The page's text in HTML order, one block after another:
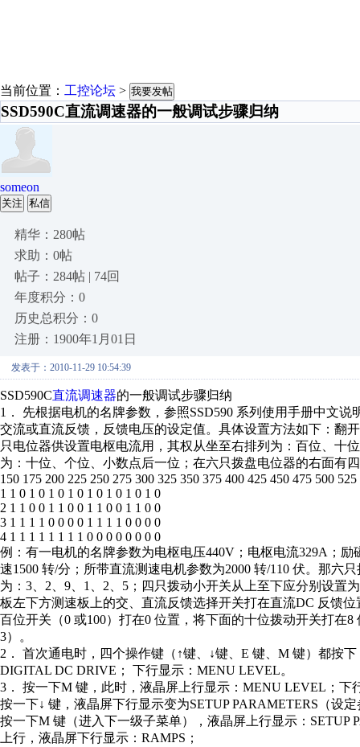
当前位置： 工控论坛 > 我要发帖
SSD590C直流调速器的一般调试步骤归纳
someon
关注 私信
精华：280帖
求助：0帖
帖子：284帖 | 74回
年度积分：0
历史总积分：0
注册：1900年1月01日
发表于：2010-11-29 10:54:39
SSD590C直流调速器的一般调试步骤归纳
1． 先根据电机的名牌参数，参照SSD590 系列使用手册中文
交流或直流反馈，反馈电压的设定值。具体设置方法如下：翻
只电位器供设置电枢电流用，其权从坐至右排列为：百位、十
为：十位、个位、小数点后一位；在六只拨盘电位器的右面有
150 175 200 225 250 275 300 325 350 375 400 425 450 475 500 525
1 1 0 1 0 1 0 1 0 1 0 1 0 1 0 1 0
2 1 1 0 0 1 1 0 0 1 1 0 0 1 1 0 0
3 1 1 1 1 0 0 0 0 1 1 1 1 0 0 0 0
4 1 1 1 1 1 1 1 1 0 0 0 0 0 0 0 0
例：有一电机的名牌参数为电枢电压440V；电枢电流329A；
速1500 转/分；所带直流测速电机参数为2000 转/110 伏。那六
为：3、2、9、1、2、5；四只拨动小开关从上至下应分别设置
板左下方测速板上的交、直流反馈选择开关打在直流DC 反馈
百位开关（0 或100）打在0 位置，将下面的十位拨动开关打在
3）。
2． 首次通电时，四个操作键（↑键、↓键、E 键、M 键）都按
DIGITAL DC DRIVE； 下行显示：MENU LEVEL。
3． 按一下M 键，此时，液晶屏上行显示：MENU LEVEL；下
按一下↓ 键，液晶屏下行显示变为SETUP PARAMETERS（设
按一下M 键（进入下一级子菜单），液晶屏上行显示：
上行，液晶屏下行显示：RAMPS；